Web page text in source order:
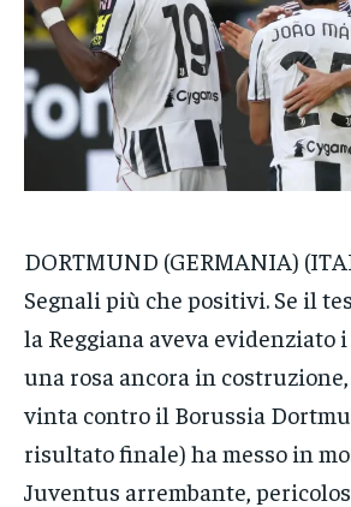
VENETO
POLITICA
ECONOMIA
SPORT
CONTATTI
VENETO
POLITICA
ECONOMIA
CONTATTI
VENETO
POLITICA
ECONOMIA
CONTATTI
DORTMUND (GERMANIA)
Segnali più che positivi. Se il
la Reggiana aveva evidenziato
una rosa ancora in costruzione,
vinta contro il Borussia
risultato finale) ha messo in
Juventus arrembante,